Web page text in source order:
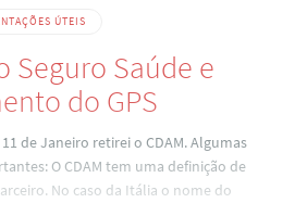
ÚTEIS
Seguro Saúde e
do GPS
de Janeiro retirei o CDAM. Algumas
O CDAM tem uma definição de
No caso da Itália o nome do